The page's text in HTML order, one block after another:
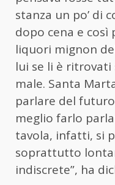
stanza un po’ di
dopo cena e
liquori mignon
lui se li è ritrovati
male. Santa
parlare del futuro
meglio farlo
tavola, infatti, si
soprattutto
indiscrete”, ha